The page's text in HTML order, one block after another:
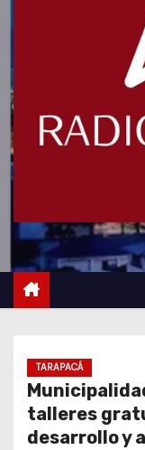
TARAPACÁ
talleres
desarrollo y